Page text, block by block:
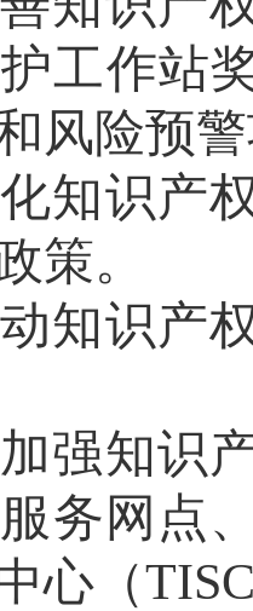
护工作站
风险预
知识产
策。
知识产
强知识
务网点
心（